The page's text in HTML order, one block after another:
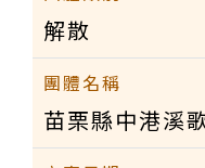
解散
苗栗縣中港溪